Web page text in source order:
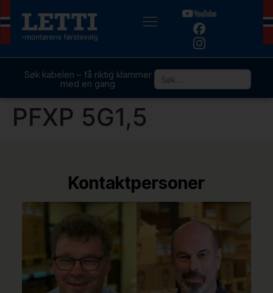
Søk kabelen – få riktig klammer
med en gang
PFXP 5G1,5
Kontaktpersoner